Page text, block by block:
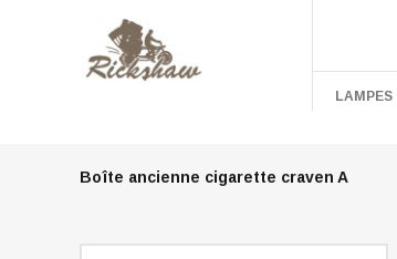
LAMPES
Boîte ancienne cigarette craven A